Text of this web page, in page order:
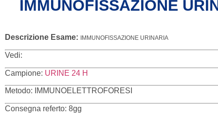
IMMUNOFISSAZIONE
Descrizione Esame: IMMUNOFISSAZIONE URINARIA
Vedi:
Campione: URINE 24 H
Metodo: IMMUNOELETTROFORESI
Consegna referto: 8gg